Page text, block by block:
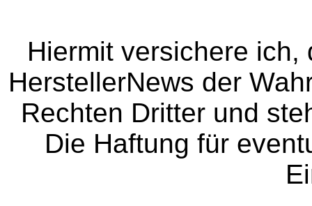
Hiermit versichere
HerstellerNews der
Rechten Dritter und
Die Haftung für